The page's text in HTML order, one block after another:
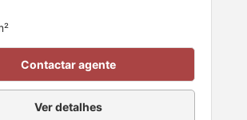
Contactar agente
Ver detalhes